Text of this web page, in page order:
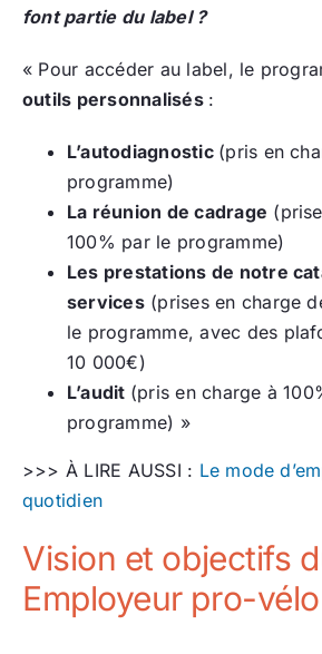
font partie du label ?
« Pour accéder au label, le
outils personnalisés :
L’autodiagnostic (pris en
programme)
La réunion de cadrage
100% par le programme)
Les prestations de notre
services(prises en charge
le programme, avec des
10 000€)
L’audit (pris en charge à
programme) »
>>> À LIRE AUSSI : Le mode
quotidien
Vision et objectifs
Employeur pro-vélo